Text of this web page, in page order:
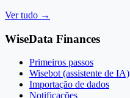
Ver tudo →
WiseData Finances
Primeiros passos
Wisebot (assistente de IA)
Importação de dados
Notificações